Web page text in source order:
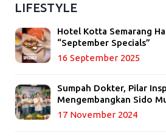
LIFESTYLE
Hotel Kotta Semarang
“September Specials”
16 September 2025
Sumpah Dokter, Pilar
Mengembangkan Sido
17 November 2024